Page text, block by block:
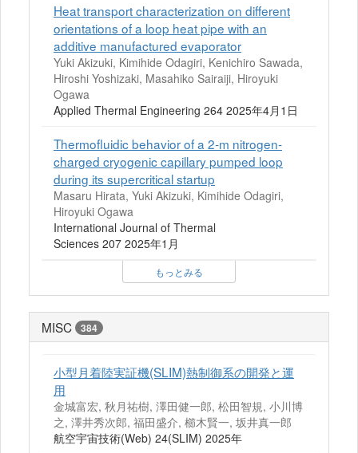
Heat transport characterization on different
orientations of a loop heat pipe with an
additive manufactured evaporator
Yuki Akizuki, Kimihide Odagiri, Kenichiro Sawada,
Hiroshi Yoshizaki, Masahiko Sairaiji, Hiroyuki
Ogawa
Applied Thermal Engineering 264 2025年4月1日
Thermofluidic behavior of a 2-m nitrogen-
charged cryogenic capillary pumped loop
during its supercritical startup
Masaru Hirata, Yuki Akizuki, Kimihide Odagiri,
Hiroyuki Ogawa
International Journal of Thermal
Sciences 207 2025年1月
もっとみる
MISC 384
小型月着陸実証機(SLIM)熱制御系の開発と運
用
金城富宏, 秋月祐樹, 澤田健一郎, 松田智規, 小川博
之, 澤井秀次郎, 福田盛介, 櫛木賢一, 坂井真一郎
航空宇宙技術(Web) 24(SLIM) 2025年